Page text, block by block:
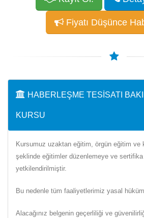
Fiyatı Düşünce
HABERLEŞME TESISATI
KURSU
Kursumuz uzaktan eğitim, örgün eğitim ve
şeklinde eğitimler düzenlemeye ve
yetkilendirilmiştir.
Bu nedenle tüm faaliyetlerimiz yasal
Alacağınız belgenin geçerliliği ve